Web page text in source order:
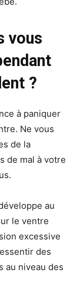
vous
?
à paniquer
Ne vous
de la
de mal à votre
au
le ventre
excessive
des
au niveau des